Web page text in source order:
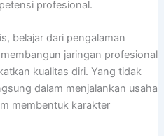
profesional.
belajar dari pengalaman
jaringan profesional
kualitas diri. Yang tidak
dalam menjalankan usaha
membentuk karakter